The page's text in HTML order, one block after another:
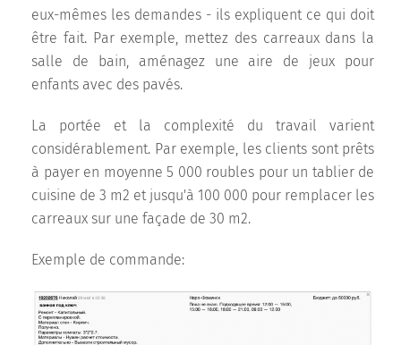
eux-mêmes les demandes - ils expliquent ce qui doit
être fait. Par exemple, mettez des carreaux dans la
salle de bain, aménagez une aire de jeux pour
enfants avec des pavés.
La portée et la complexité du travail varient
considérablement. Par exemple, les clients sont prêts
à payer en moyenne 5 000 roubles pour un tablier de
cuisine de 3 m2 et jusqu'à 100 000 pour remplacer les
carreaux sur une façade de 30 m2.
Exemple de commande: